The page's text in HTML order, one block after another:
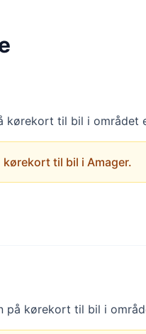
kørekort til bil i området
til bil i Amager.
på kørekort til bil i